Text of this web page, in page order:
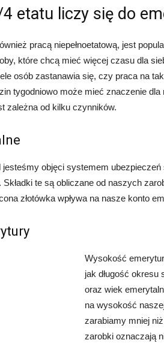
etatu liczy się do
pracą niepełnoetatową, jest
które chcą mieć więcej czasu dla
osób zastanawia się, czy praca na
tygodniowo może mieć znaczenie dla
zależna od kilku czynników.
jesteśmy objęci systemem
Składki te są obliczane od naszych
złotówka wpływa na nasze konto
Wysokość
jak długość okresu
oraz wiek
na wysokość
zarabiamy mniej
zarobki oznaczają